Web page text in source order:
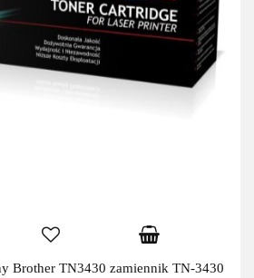
Brother TN3430 zamiennik TN-3430